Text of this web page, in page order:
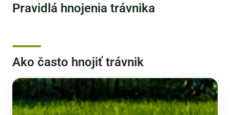
Pravidlá hnojenia trávnika
Ako často hnojiť trávnik